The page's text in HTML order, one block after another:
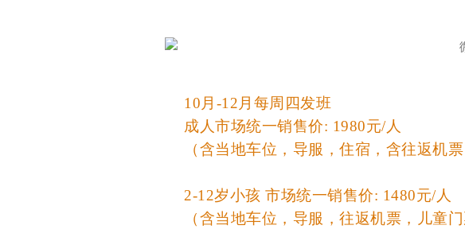
10月-12月每周四发班
成人市场统一销售价: 1980元/人
（含当地车位，导服，住宿，含往返机
2-12岁小孩 市场统一销售价: 1480元/人
（含当地车位，导服，往返机票，儿童